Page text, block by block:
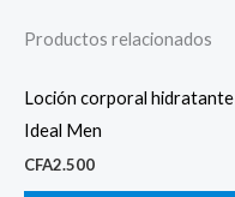
Productos relacionados
Loción corporal hidratante
Ideal Men
CFA2.500